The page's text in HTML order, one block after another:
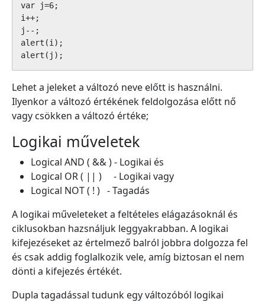
var j=6;
i++;
j--;
alert(i);
alert(j);
Lehet a jeleket a változó neve előtt is használni.
Ilyenkor a változó értékének feldolgozása előtt nő
vagy csökken a változó értéke;
Logikai műveletek
Logical AND ( && ) - Logikai és
Logical OR ( || ) - Logikai vagy
Logical NOT ( ! ) - Tagadás
A logikai műveleteket a feltételes elágazásoknál és
ciklusokban hazsnáljuk leggyakrabban. A logikai
kifejezéseket az értelmező balról jobbra dolgozza fel
és csak addig foglalkozik vele, amíg biztosan el nem
dönti a kifejezés értékét.
Dupla tagadással tudunk egy változóból logikai